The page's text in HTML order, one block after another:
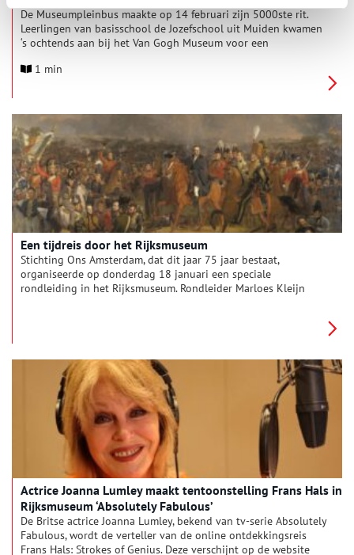
De Museumpleinbus maakte op 14 februari zijn 5000ste rit.
Leerlingen van basisschool de Jozefschool uit Muiden kwamen
‘s ochtends aan bij het Van Gogh Museum voor een
feestelijk afgesloten met een gebakje en groepsfoto.
1 min
Een tijdreis door het Rijksmuseum
Stichting Ons Amsterdam, dat dit jaar 75 jaar bestaat,
organiseerde op donderdag 18 januari een speciale
rondleiding in het Rijksmuseum. Rondleider Marloes Kleijn
Actrice Joanna Lumley maakt tentoonstelling Frans Hals in
Rijksmuseum ‘Absolutely Fabulous’
De Britse actrice Joanna Lumley, bekend van tv-serie Absolutely
Fabulous, wordt de verteller van de online ontdekkingsreis
Frans Hals: Strokes of Genius. Deze verschijnt op de website